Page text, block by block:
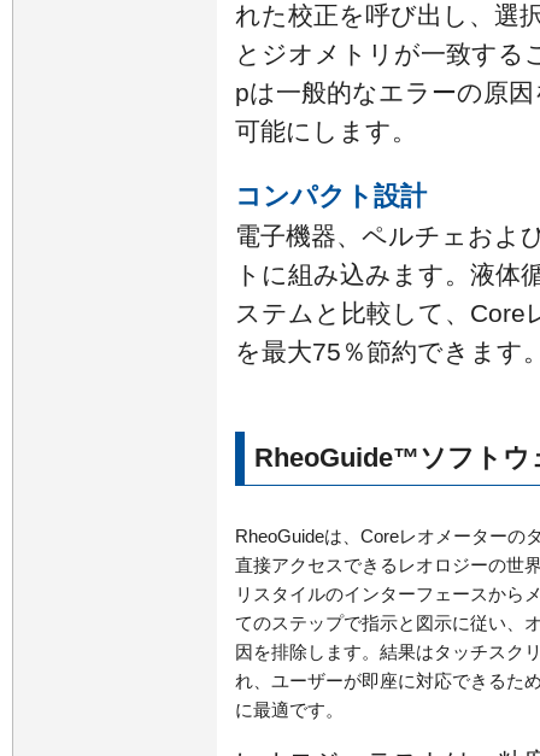
れた校正を呼び出し、選
とジオメトリが一致する
pは一般的なエラーの原
可能にします。
コンパクト設計
電子機器、ペルチェおよ
トに組み込みます。液体
ステムと比較して、
を最大75％節約できます
RheoGuide™ソフトウ
RheoGuideは、Coreレオメーターの
直接アクセスできるレオロジーの世
リスタイルのインターフェースから
てのステップで指示と図示に従い、
因を排除します。結果はタッチスク
れ、ユーザーが即座に対応できるた
に最適です。